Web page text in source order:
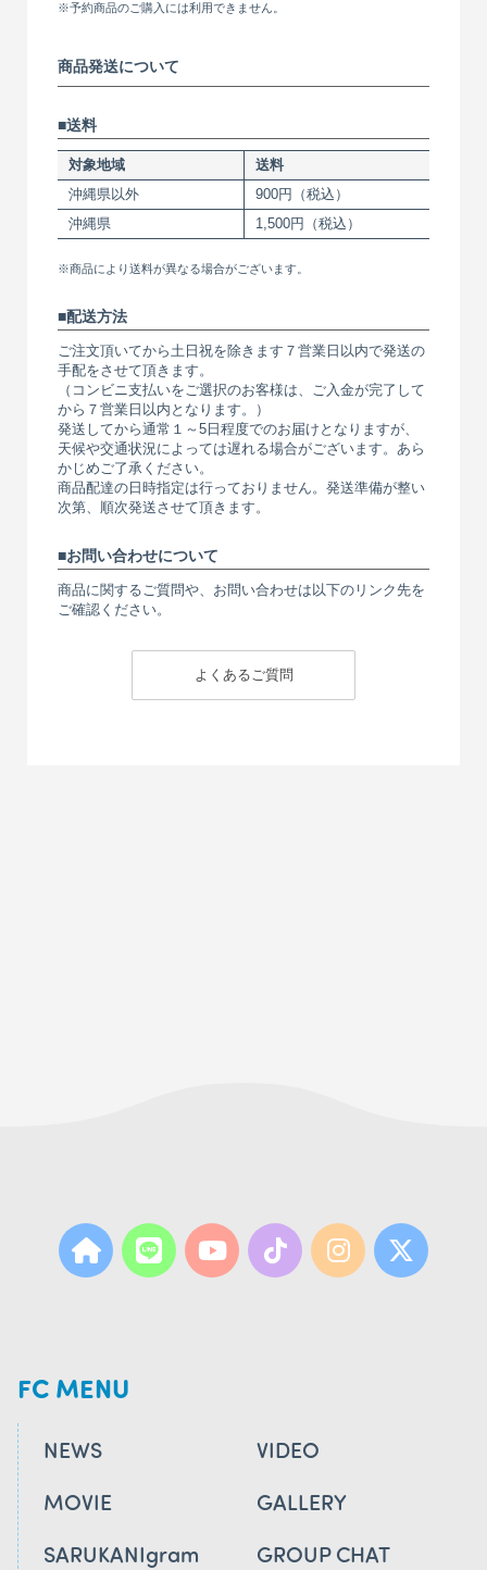
※予約商品のご購入には利用できません。
商品発送について
送料
対象地域
送料
沖縄県以外
900円（税込）
沖縄県
1,500円（税込）
※商品により送料が異なる場合がございます。
配送方法
ご注文頂いてから土日祝を除きます７営業日以内で発送の
手配をさせて頂きます。
（コンビニ支払いをご選択のお客様は、ご入金が完了して
から７営業日以内となります。）
発送してから通常１～5日程度でのお届けとなりますが、
天候や交通状況によっては遅れる場合がございます。あら
かじめご了承ください。
商品配達の日時指定は行っておりません。発送準備が整い
次第、順次発送させて頂きます。
お問い合わせについて
商品に関するご質問や、お問い合わせは以下のリンク先を
ご確認ください。
よくあるご質問
FC MENU
NEWS
VIDEO
MOVIE
GALLERY
SARUKANIgram
GROUP CHAT